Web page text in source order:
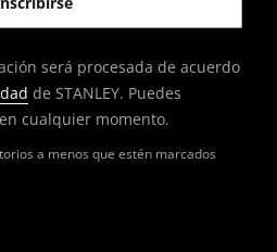
a menos que estén marcados
será procesada de acuerdo
de STANLEY. Puedes
cualquier momento.